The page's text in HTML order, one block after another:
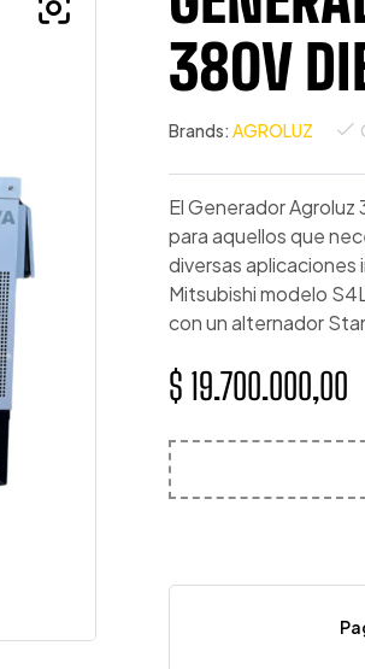
380V
Brands:AGROLUZ
El Generador
para aquellos que
diversas aplicaciones
Mitsubishi modelo
con un alternador
$ 19.700.000,00